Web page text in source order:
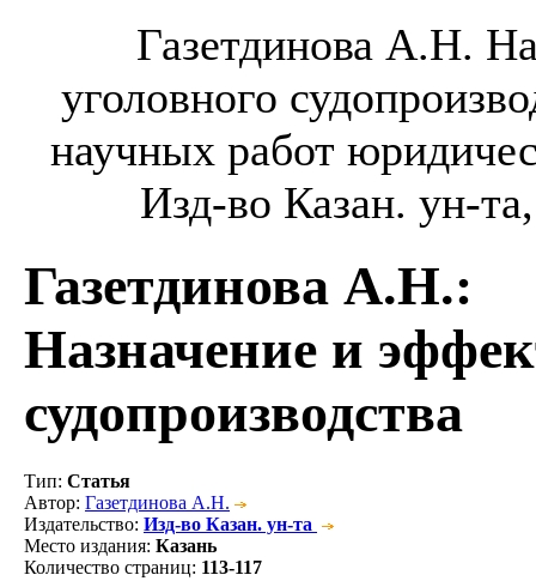
Газетдинова А.Н.
уголовного
научных работ
Изд-во Казан. ун-
Газетдинова А.Н.:
Назначение и
судопроизводства
Тип: Статья
Автор: Газетдинова А.Н.
Издательство: Изд-во Казан. ун-та
Место издания: Казань
Количество страниц: 113-117